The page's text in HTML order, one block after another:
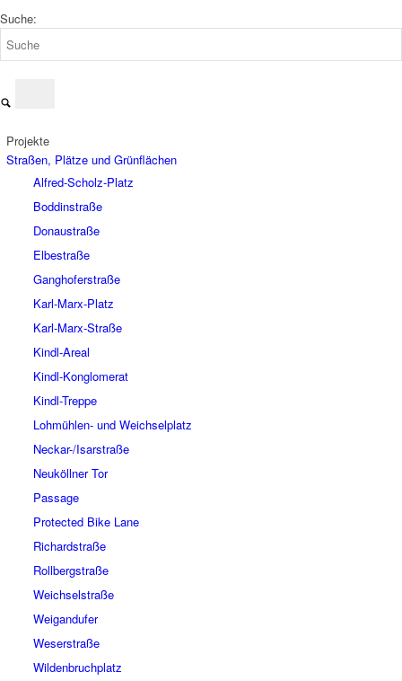
Suche:
Projekte
Straßen, Plätze und Grünflächen
Alfred-Scholz-Platz
Boddinstraße
Donaustraße
Elbestraße
Ganghoferstraße
Karl-Marx-Platz
Karl-Marx-Straße
Kindl-Areal
Kindl-Konglomerat
Kindl-Treppe
Lohmühlen- und Weichselplatz
Neckar-/Isarstraße
Neuköllner Tor
Passage
Protected Bike Lane
Richardstraße
Rollbergstraße
Weichselstraße
Weigandufer
Weserstraße
Wildenbruchplatz